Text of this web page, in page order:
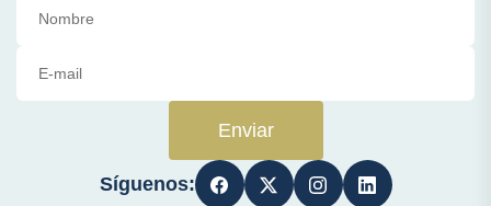
Enviar
Síguenos: